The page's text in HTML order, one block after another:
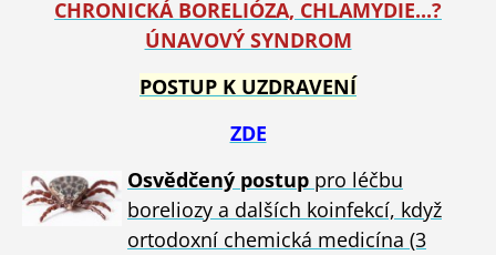
CHRONICKÁ BORELIÓZA, CHLAMYDIE...?
ÚNAVOVÝ SYNDROM
POSTUP K UZDRAVENÍ
ZDE
Osvědčený postuppro léčbu
boreliozy a dalších koinfekcí, když
ortodoxní chemická medicína (3